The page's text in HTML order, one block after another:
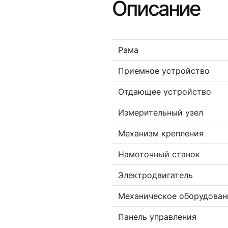
Описание
Рама
Приемное устройство
Отдающее устройство
Измерительный узел
Механизм крепления
Намоточный станок
Электродвигатель
Механическое
Панель управления